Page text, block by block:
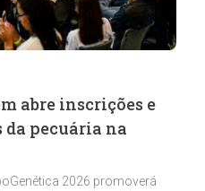
abre inscrições e
pecuária na
2026 promoverá